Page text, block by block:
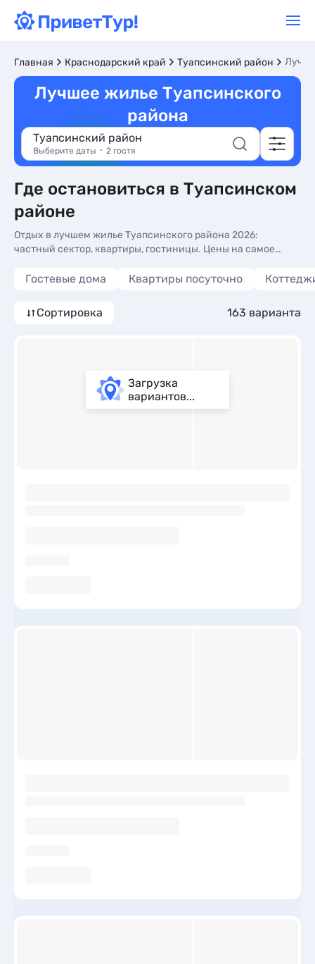
Главная Краснодарский край Туапсинский район
Лучшее жилье Туапсинского
района
Туапсинский район
Выберите даты 2 гостя
Где остановиться в Туапсинском
районе
Отдых в лучшем жилье Туапсинского района 2026:
частный сектор, квартиры, гостиницы. Цены на самое
номеров, отзывы туристов и телефоны владельцев на
кухней, кухней в номере и 3-х раз. питанием.
Гостевые дома Квартиры посуточно
Сортировка 163 варианта
Загрузка
вариантов...